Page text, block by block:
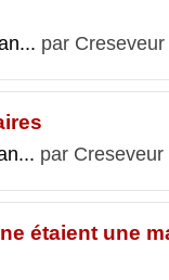
par
par
étaient une